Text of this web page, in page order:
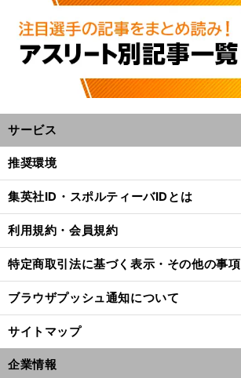
」
、
サービス
推奨環境
集英社ID・スポルティーバIDとは
利用規約・会員規約
特定商取引法に基づく表示・その他の事項
ブラウザプッシュ通知について
サイトマップ
企業情報